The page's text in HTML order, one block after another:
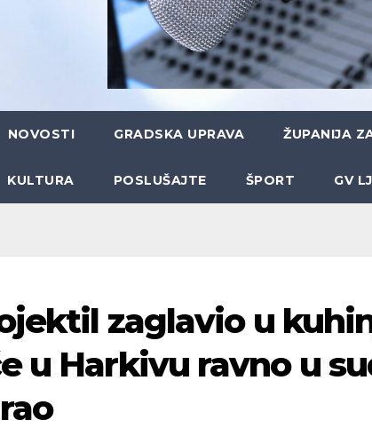
NOVOSTI GRADSKA UPRAVA ŽUPANIJA
KULTURA POSLUŠAJTE ŠPORT GV
zaglavio u
u Harkivu ravno u